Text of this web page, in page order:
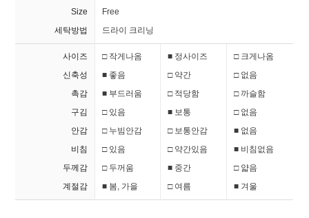
Size
Free
세탁방법
드라이 크리닝
사이즈 □ 작게나옴 ■ 정사이즈
□ 크게나옴
신축성
■ 좋음 □ 약간
□ 없음
촉감
■ 부드러움 □ 적당함
□ 까슬함
구김
□ 있음 ■ 보통
□ 없음
안감
□ 누빔안감 □ 보통안감
■ 없음
비침
□ 있음 □ 약간있음
■ 비침없음
두께감
□ 두꺼움 ■ 중간
□ 얇음
계절감
■ 봄, 가을 □ 여름 ■ 겨울